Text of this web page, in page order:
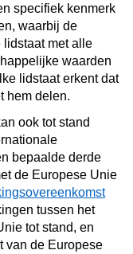
specifiek kenmerk
waarbij de
lidstaat met alle
waarden
lidstaat erkent dat
hem delen.
ook tot stand
bepaalde derde
de Europese Unie
tussen het
tot stand, en
van de Europese